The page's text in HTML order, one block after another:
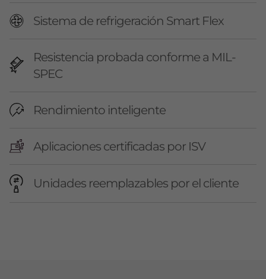
Sistema de refrigeración Smart Flex
Resistencia probada conforme a MIL-
SPEC
Rendimiento inteligente
Aplicaciones certificadas por ISV
Unidades reemplazables por el cliente